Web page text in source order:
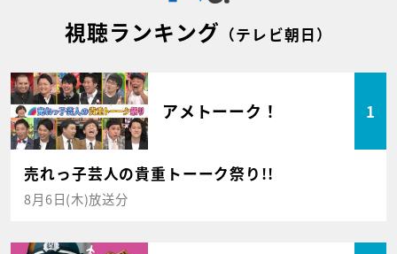
視聴ランキング （テレビ朝日）
アメトーーク！ 1
売れっ子芸人の貴重トーーク祭り!!
8月6日(木)放送分